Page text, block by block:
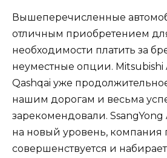
Вышеперечисленные
отличным приобретением
необходимости платить за
неуместные опции. Mitsubishi
Qashqai уже
нашим дорогам и весьма
зарекомендовали.
на новый уровень, компания
совершенствуется и